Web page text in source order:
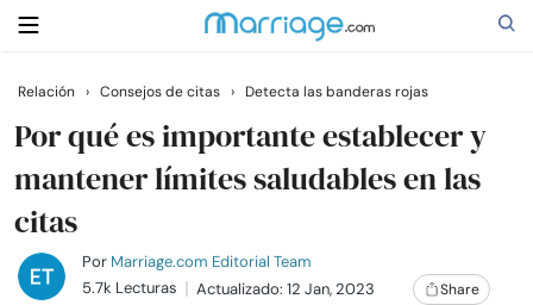
Buscar
Casarse
Relaciones
Relación › Consejos de citas › Detecta las banderas rojas
Por qué es importante establecer y
mantener límites saludables en las
citas
Por Marriage.com Editorial Team
5.7k Lecturas
Actualizado: 12 Jan, 2023 Share